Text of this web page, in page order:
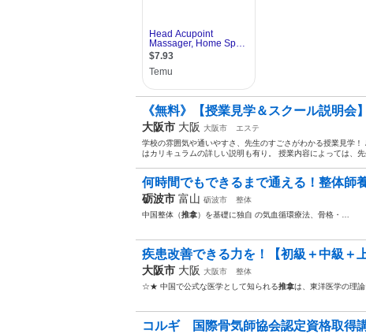
《無料》【授業見学＆スクール説明会
大阪市 大阪 大阪市
エステ
学校の雰囲気や通いやすさ、先生のすごさがわかる授業見学
はカリキュラムの詳しい説明も有り。 授業内容によっては、
何時間でもできるまで通える！整体師
砺波市 富山 砺波市
整体
中国整体（推拿）を基礎に独自 の気血循環療法、骨格・…
疾患改善できる力を！【初級＋中級＋
大阪市 大阪 大阪市
整体
☆★ 中国で公式な医学として知られる推拿は、東洋医学の理
コルギ 国際骨気師協会認定資格取得